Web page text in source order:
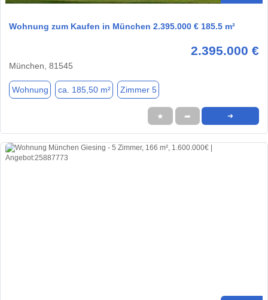
Wohnung zum Kaufen in München 2.395.000 € 185.5 m²
2.395.000 €
München, 81545
Wohnung ca. 185,50 m² Zimmer 5
★ ➦ ➜